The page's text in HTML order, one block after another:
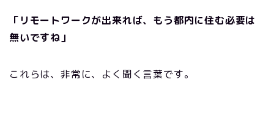
「リモートワークが出来れば、もう都内に住む必要は
無いですね」
これらは、非常に、よく聞く言葉です。